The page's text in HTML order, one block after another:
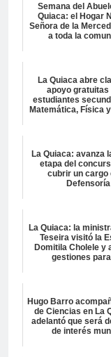
Semana del
Quiaca: el Hogar
Señora de la
a toda la
La Quiaca abre
apoyo gratuitas
estudiantes
Matemática, Física
La Quiaca: avanza
etapa del
cubrir un cargo
Defensoría
La Quiaca: la
Teseira visitó la
Domitila Cholele y
gestiones
Hugo Barro
de Ciencias en La
adelantó que será
de interés